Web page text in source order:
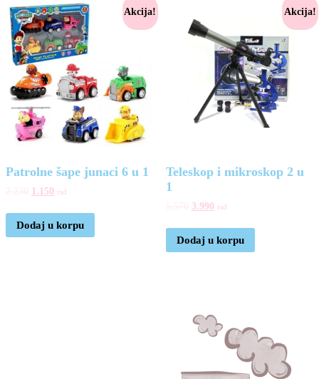
Akcija!
Patrolne šape junaci 6 u 1
1.150 rsd
Dodaj u korpu
Akcija!
Teleskop i mikroskop 2 u
1
3.990 rsd
Dodaj u korpu